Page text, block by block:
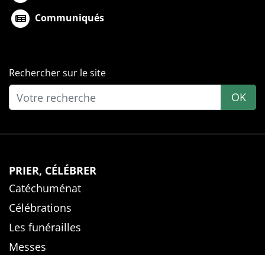
Communiqués
Rechercher sur le site
OK
PRIER, CÉLÉBRER
Catéchuménat
Célébrations
Les funérailles
Messes